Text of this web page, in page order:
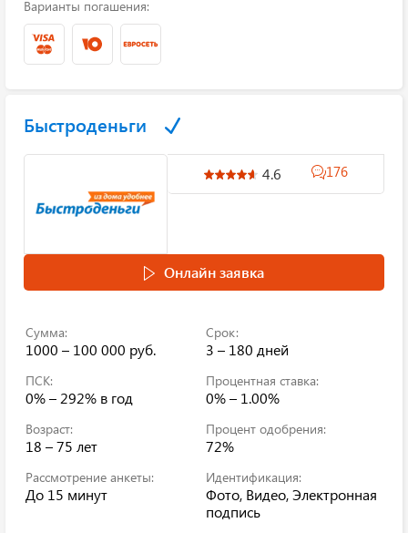
Варианты погашения:
Быстроденьги
4.6 176
Онлайн заявка
Сумма:
1000 – 100 000 руб.
Срок:
3 – 180 дней
ПСК:
0% – 292% в год
Процентная ставка:
0% – 1.00%
Возраст:
18 – 75 лет
Процент одобрения:
72%
Рассмотрение анкеты:
До 15 минут
Идентификация:
Фото, Видео, Электронная
подпись